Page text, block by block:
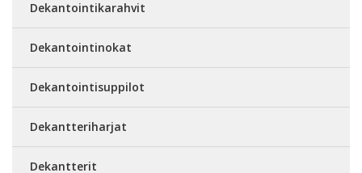
Dekantointikarahvit
Dekantointinokat
Dekantointisuppilot
Dekantteriharjat
Dekantterit